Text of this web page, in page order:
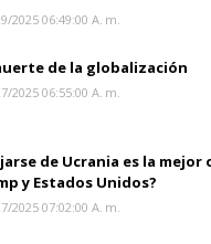
2025 06:49:00 A. M.
de la globalización
2025 06:55:00 A. M.
de Ucrania es la mejor
y Estados Unidos?
2025 07:02:00 A. M.